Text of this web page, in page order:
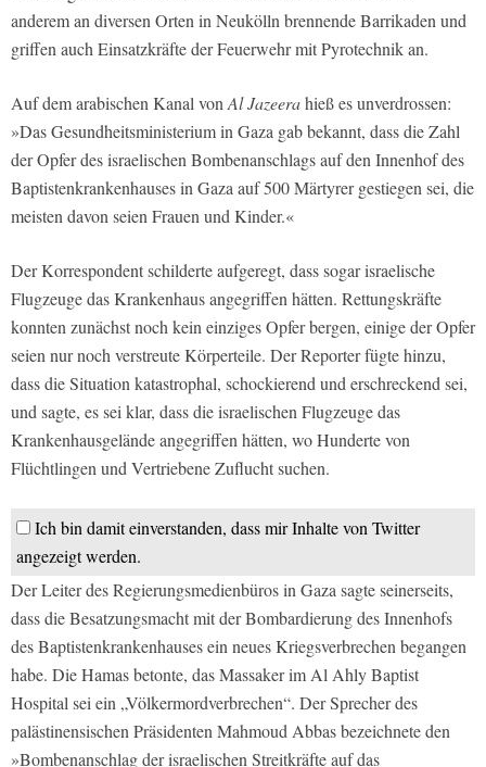
anderem an diversen Orten in Neukölln brennende Barrikaden und
griffen auch Einsatzkräfte der Feuerwehr mit Pyrotechnik an.
Auf dem arabischen Kanal vonAl Jazeerahieß es unverdrossen:
»Das Gesundheitsministerium in Gaza gab bekannt, dass die Zahl
der Opfer des israelischen Bombenanschlags auf den Innenhof des
Baptistenkrankenhauses in Gaza auf 500 Märtyrer gestiegen sei, die
meisten davon seien Frauen und Kinder.«
Der Korrespondent schilderte aufgeregt, dass sogar israelische
Flugzeuge das Krankenhaus angegriffen hätten. Rettungskräfte
konnten zunächst noch kein einziges Opfer bergen, einige der Opfer
seien nur noch verstreute Körperteile. Der Reporter fügte hinzu,
dass die Situation katastrophal, schockierend und erschreckend sei,
und sagte, es sei klar, dass die israelischen Flugzeuge das
Krankenhausgelände angegriffen hätten, wo Hunderte von
Flüchtlingen und Vertriebene Zuflucht suchen.
Ich bin damit einverstanden, dass mir Inhalte von Twitter
angezeigt werden.
Der Leiter des Regierungsmedienbüros in Gaza sagte seinerseits,
dass die Besatzungsmacht mit der Bombardierung des Innenhofs
des Baptistenkrankenhauses ein neues Kriegsverbrechen begangen
habe. Die Hamas betonte, das Massaker im Al Ahly Baptist
Hospital sei ein „Völkermordverbrechen“. Der Sprecher des
palästinensischen Präsidenten Mahmoud Abbas bezeichnete den
»Bombenanschlag der israelischen Streitkräfte auf das